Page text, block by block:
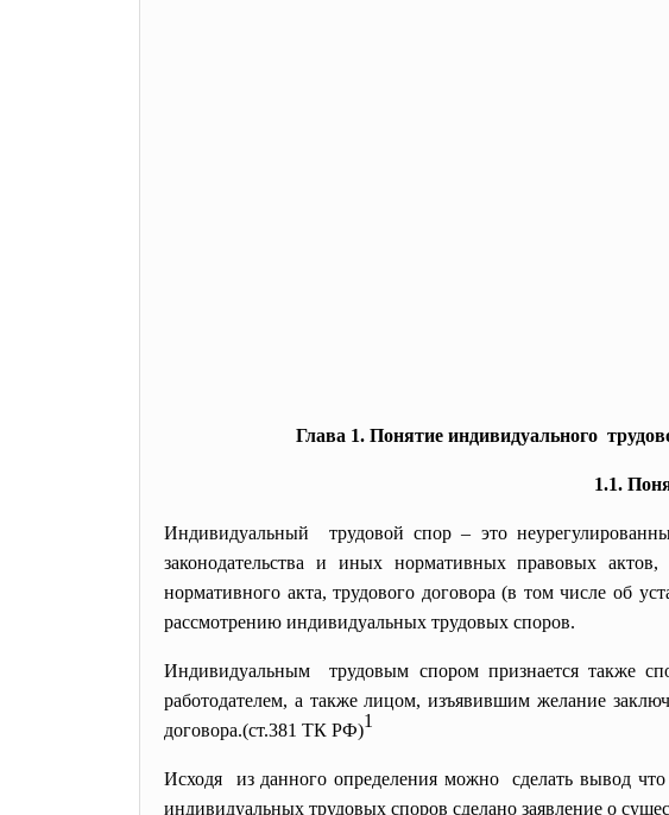
Глава 1. Понятие индивидуального
1.1.
Индивидуальный трудовой спор – это
законодательства и иных нормативных правовых
нормативного акта, трудового договора (в том числе об
рассмотрению индивидуальных трудовых споров.
Индивидуальным трудовым спором признается также
работодателем, а также лицом, изъявившим желание
договора.(ст.381 ТК РФ)1
Исходя из данного определения можно сделать вывод что
индивидуальных трудовых споров сделано заявление о